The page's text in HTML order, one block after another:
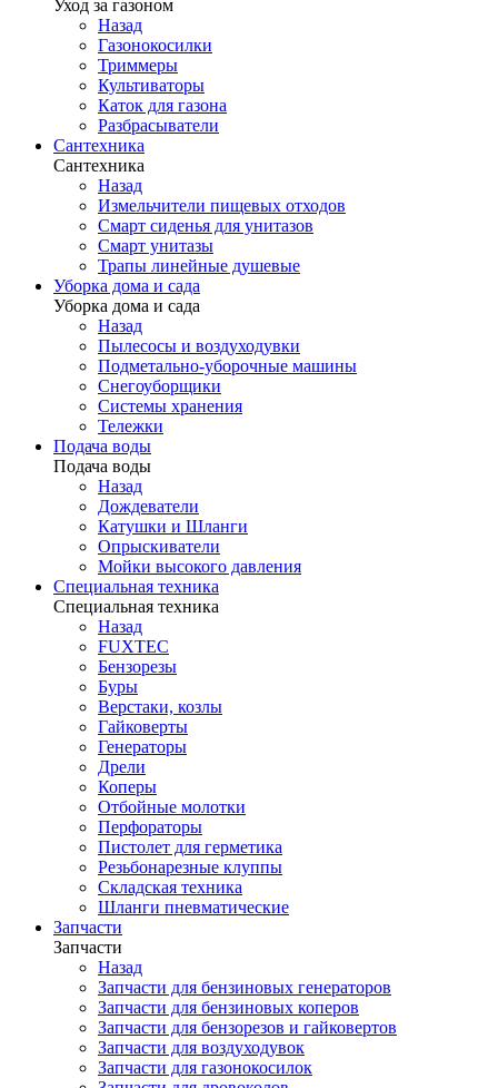
Уход за газоном
Назад
Газонокосилки
Триммеры
Культиваторы
Каток для газона
Разбрасыватели
Сантехника
Сантехника
Назад
Измельчители пищевых отходов
Смарт сиденья для унитазов
Смарт унитазы
Трапы линейные душевые
Уборка дома и сада
Уборка дома и сада
Назад
Пылесосы и воздуходувки
Подметально-уборочные машины
Снегоуборщики
Системы хранения
Тележки
Подача воды
Подача воды
Назад
Дождеватели
Катушки и Шланги
Опрыскиватели
Мойки высокого давления
Специальная техника
Специальная техника
Назад
FUXTEC
Бензорезы
Буры
Верстаки, козлы
Гайковерты
Генераторы
Дрели
Коперы
Отбойные молотки
Перфораторы
Пистолет для герметика
Резьбонарезные клуппы
Складская техника
Шланги пневматические
Запчасти
Запчасти
Назад
Запчасти для бензиновых генераторов
Запчасти для бензиновых коперов
Запчасти для бензорезов и гайковертов
Запчасти для воздуходувок
Запчасти для газонокосилок